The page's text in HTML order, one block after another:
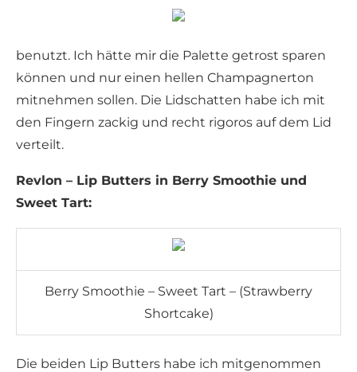
benutzt. Ich hätte mir die Palette getrost sparen
können und nur einen hellen Champagnerton
mitnehmen sollen. Die Lidschatten habe ich mit
den Fingern zackig und recht rigoros auf dem Lid
verteilt.
Revlon – Lip Butters in Berry Smoothie und
Sweet Tart:
Berry Smoothie – Sweet Tart – (Strawberry
Shortcake)
Die beiden Lip Butters habe ich mitgenommen